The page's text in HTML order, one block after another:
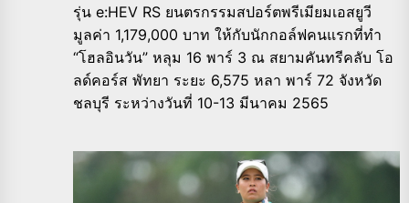
รุ่น e:HEV RS ยนตรกรรมสปอร์ตพรีเมียมเอสยูวี
มูลค่า 1,179,000 บาท ให้กับนักกอล์ฟคนแรกที่ทำ
“โฮลอินวัน” หลุม 16 พาร์ 3 ณ สยามคันทรีคลับ โอ
ลด์คอร์ส พัทยา ระยะ 6,575 หลา พาร์ 72 จังหวัด
ชลบุรี ระหว่างวันที่ 10-13 มีนาคม 2565